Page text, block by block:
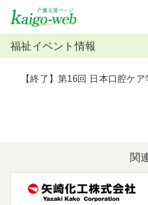
福祉イベント情報
【終了】第16回 日本口腔ケ
関